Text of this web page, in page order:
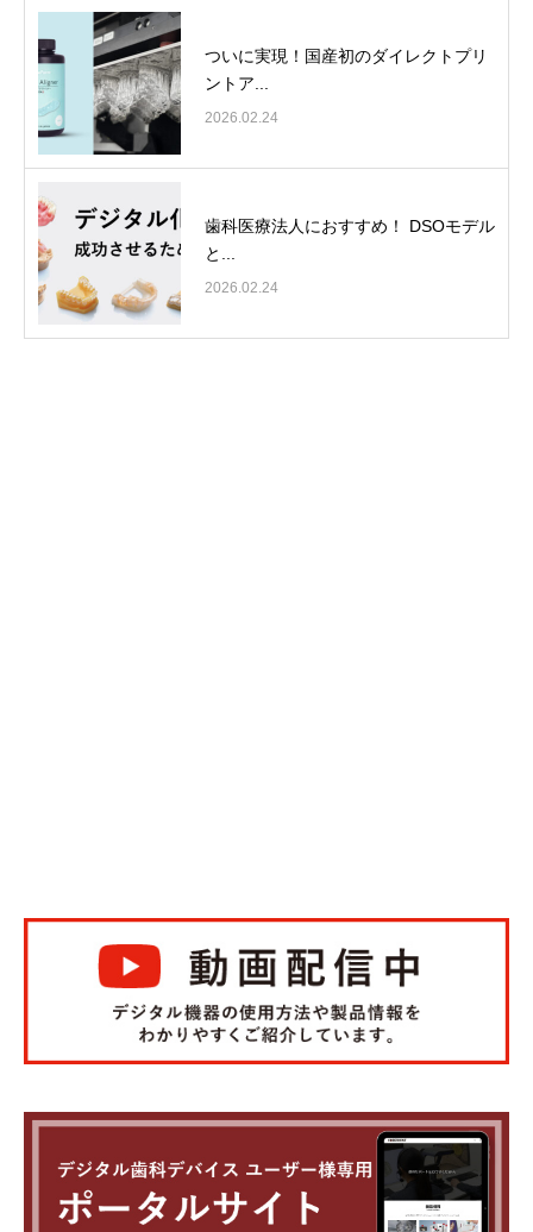
ついに実現！国産初のダイレクトプリ
ントア...
2026.02.24
歯科医療法人におすすめ！ DSOモデル
と...
2026.02.24